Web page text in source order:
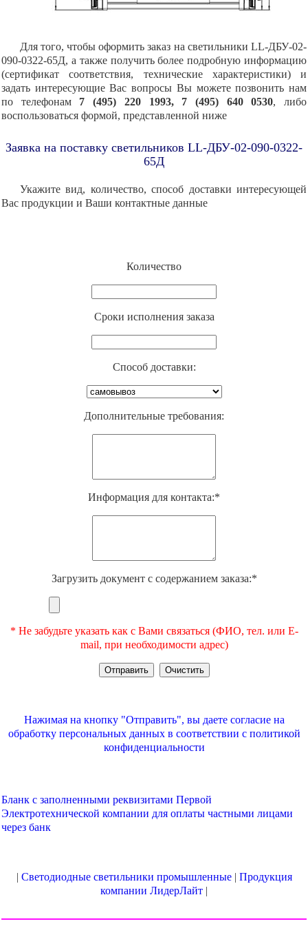
Для того, чтобы оформить заказ на светильники LL-ДБУ-02-
090-0322-65Д, а также получить более подробную информацию
(сертификат соответствия, технические характеристики) и
задать интересующие Вас вопросы Вы можете позвонить нам
по телефонам7 (495) 220 1993, 7 (495) 640 0530, либо
воспользоваться формой, представленной ниже
Заявка на поставку светильников LL-ДБУ-02-090-0322-
65Д
Укажите вид, количество, способ доставки интересующей
Вас продукции и Ваши контактные данные
Количество
Cроки исполнения заказа
Способ доставки:
Дополнительные требования:
Информация для контакта:*
Загрузить документ с содержанием заказа:*
* Не забудьте указать как с Вами связаться (ФИО, тел. или E-
mail, при необходимости адрес)
Нажимая на кнопку "Отправить", вы даете согласие на
обработку персональных данных в соответствии с политикой
конфиденциальности
Бланк с заполненными реквизитами Первой
Электротехнической компании для оплаты частными лицами
через банк
| Светодиодные светильники промышленные | Продукция
компании ЛидерЛайт |